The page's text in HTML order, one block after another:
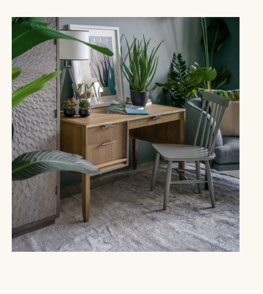
Кресло Энди
Кровать Ньюбери
Стул Престон
Textures